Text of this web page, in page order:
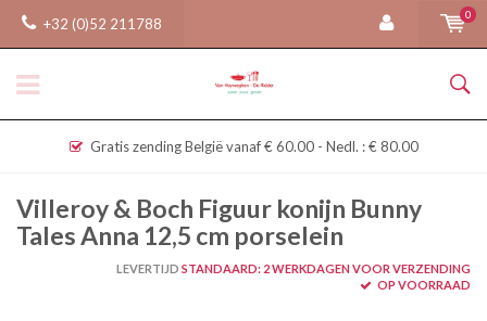
+32 (0)52 211788
0
Gratis zending België vanaf € 60.00 - Nedl. : € 80.00
Villeroy & Boch Figuur konijn Bunny
Tales Anna 12,5 cm porselein
LEVERTIJD STANDAARD: 2 WERKDAGEN VOOR VERZENDING
OP VOORRAAD